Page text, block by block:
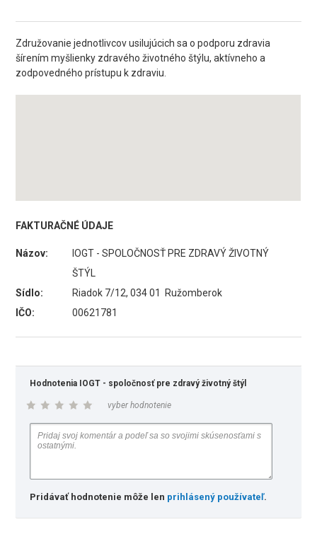
Združovanie jednotlivcov usilujúcich sa o podporu zdravia
šírením myšlienky zdravého životného štýlu, aktívneho a
zodpovedného prístupu k zdraviu.
FAKTURAČNÉ ÚDAJE
Názov:
IOGT - SPOLOČNOSŤ PRE ZDRAVÝ ŽIVOTNÝ
ŠTÝL
Sídlo:
Riadok 7/12, 034 01 Ružomberok
IČO:
00621781
Hodnotenia IOGT - spoločnosť pre zdravý životný štýl
vyber hodnotenie
Pridávať hodnotenie môže len prihlásený používateľ.